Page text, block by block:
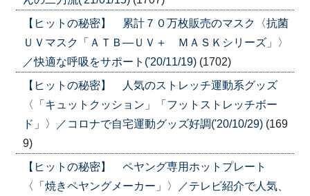
【ヒットの秘密】 累計７０万枚販売のマスク〈抗菌
ＵＶマスク「ＡＴＢ―ＵＶ＋ ＭＡＳＫシリーズ」〉
／快適な呼吸をサポート('20/11/19) (1702)
【ヒットの秘密】 人気のストレッチ運動系グッズ
〈「キュットクッション」「フットストレッチボー
ド」〉／コロナで自宅運動グッズ好調('20/10/29) (169
9)
【ヒットの秘密】 ペヤング専用ホットプレート
〈「焼きペヤングメーカー」〉／テレビ紹介で人気、